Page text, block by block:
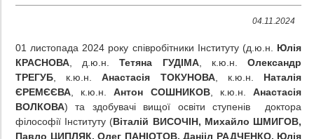
04.11.2024
01 листопада 2024 року співробітники Інституту (д.ю.н. Юлія
КРАСНОВА , д.ю.н.Тетяна ГУДІМА, к.ю.н.Олександр
ТРЕГУБ , к.ю.н.Анастасія ТОКУНОВА, к.ю.н. Наталія
ЄРЕМЄЄВА , к.ю.н.Антон СОШНИКОВ, к.ю.н.Анастасія
ВОЛКОВА) та здобувачі вищої освіти ступенів доктора
філософії Інституту (Віталій ВИСОЧІН, Михайло ШМИГОВ,
Павло ЦИПЛЯК, Олег ПАНІОТОВ, Данііл РАДЧЕНКО, Юлія